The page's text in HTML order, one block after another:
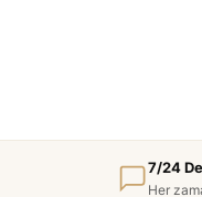
7/24
Her